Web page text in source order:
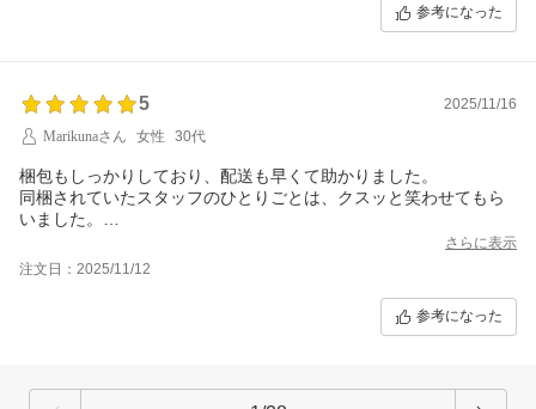
参考になった
5
2025/11/16
Marikunaさん
女性 30代
梱包もしっかりしており、配送も早くて助かりました。
同梱されていたスタッフのひとりごとは、クスッと笑わせてもら
いました。
他にも気になる器があったので、レビュークーポンがいただける
のは嬉しいです。
さらに表示
注文日：2025/11/12
参考になった